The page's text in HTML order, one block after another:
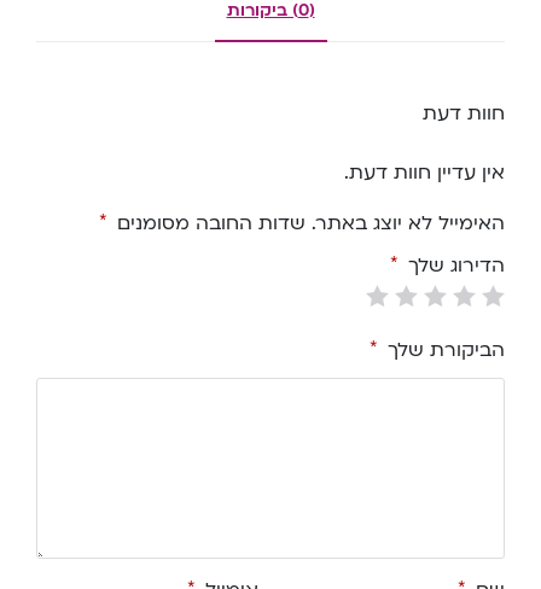
(0) ביקורות
חוות דעת
אין עדיין חוות דעת.
האימייל לא יוצג באתר. שדות החובה מסומנים *
הדירוג שלך *
הביקורת שלך *